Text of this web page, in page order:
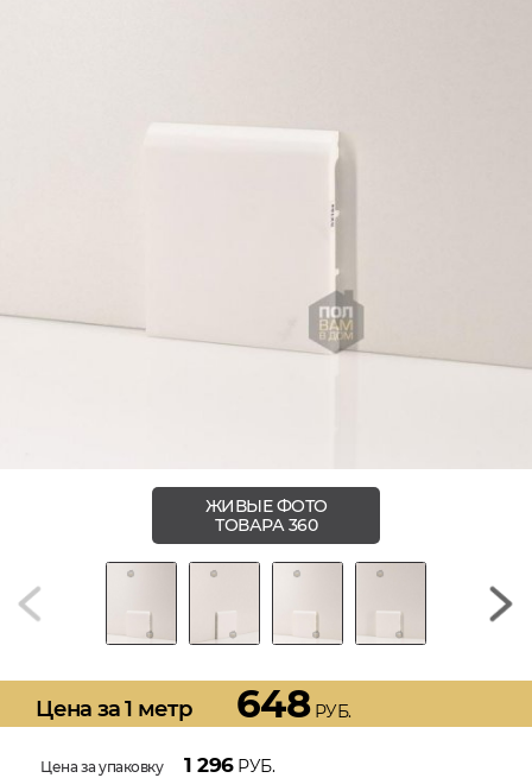
ЖИВЫЕ ФОТО
ТОВАРА 360
Цена за 1 метр 648РУБ.
Цена за упаковку 1 296РУБ.